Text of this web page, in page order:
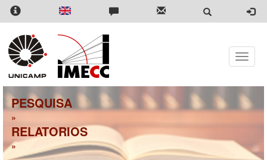
Pular
para
conteúdo
principal
Toggle
PESQUISA
»
RELATORIOS
»